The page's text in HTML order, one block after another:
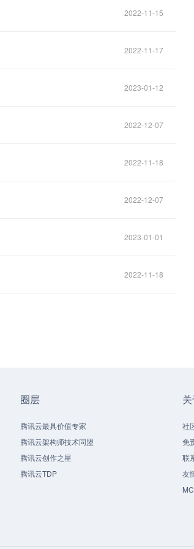
2022-11-15
2022-11-17
2023-01-12
2022-12-07
2022-11-18
2022-12-07
2023-01-01
2022-11-18
圈层
腾讯云最具价值专家
腾讯云架构师技术同盟
腾讯云创作之星
腾讯云TDP
社
免
联
友